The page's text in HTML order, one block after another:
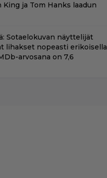
King ja Tom Hanks laadun
Sotaelokuvan näyttelijät
lihakset nopeasti erikoisella
arvosana on 7,6